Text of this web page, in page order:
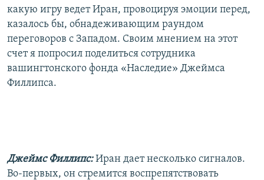
какую игру ведет Иран, провоцируя эмоции перед,
казалось бы, обнадеживающим раундом
переговоров с Западом. Своим мнением на этот
счет я попросил поделиться сотрудника
вашингтонского фонда «Наследие» Джеймса
Филлипса.
Джеймс Филлипс:Иран дает несколько сигналов.
Во-первых, он стремится воспрепятствовать